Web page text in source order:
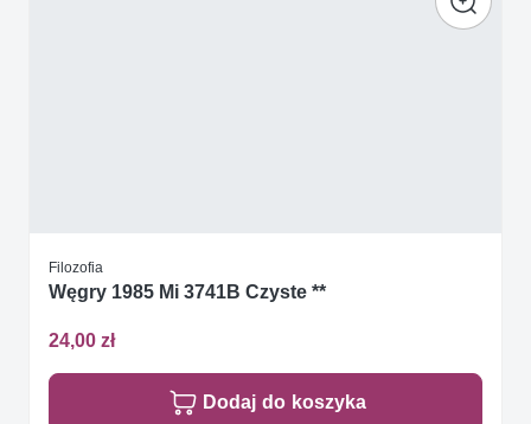
Filozofia
Węgry 1985 Mi 3741B Czyste **
24,00 zł
Dodaj do koszyka